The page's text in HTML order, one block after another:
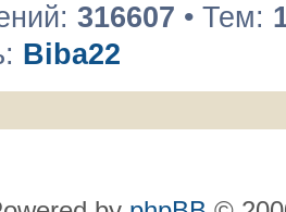
316607 • Тем:
Biba22